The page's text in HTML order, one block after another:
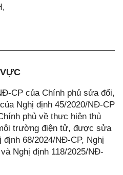
CP của Chính phủ sửa đổi,
Nghị định 45/2020/NĐ-CP
phủ về thực hiện thủ
trường điện tử, được sửa
68/2024/NĐ-CP, Nghị
Nghị định 118/2025/NĐ-